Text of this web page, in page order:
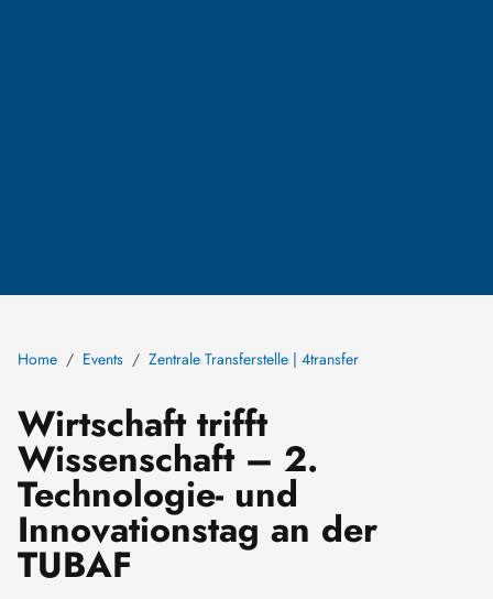
Home Events Zentrale Transferstelle | 4transfer
Wirtschaft trifft
Wissenschaft – 2.
Technologie- und
Innovationstag an der
TUBAF